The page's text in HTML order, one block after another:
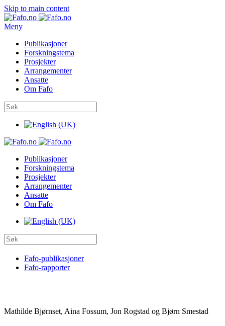
Skip to main content
Meny
Publikasjoner
Forskningstema
Prosjekter
Arrangementer
Ansatte
Om Fafo
Publikasjoner
Forskningstema
Prosjekter
Arrangementer
Ansatte
Om Fafo
Fafo-publikasjoner
Fafo-rapporter
Mathilde Bjørnset, Aina Fossum, Jon Rogstad og Bjørn Smestad